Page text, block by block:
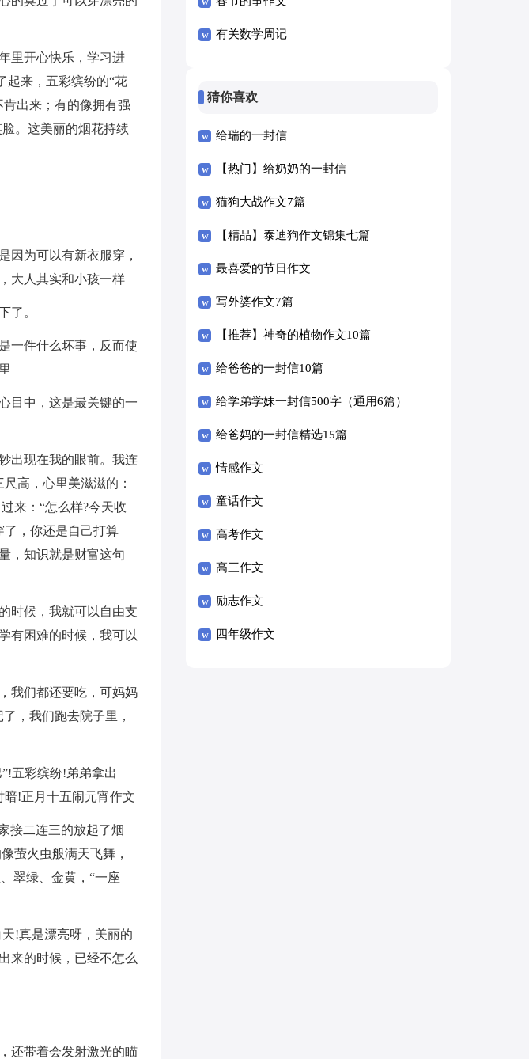
里开心快乐，学习进
起来，五彩缤纷的“花
出来；有的像拥有强
。这美丽的烟花持续
为可以有新衣服穿，
大人其实和小孩一样
了。
一件什么坏事，反而使
目中，这是最关键的一
出现在我的眼前。我连
高，心里美滋滋的：
来：“怎么样?今天收
了，你还是自己打算
，知识就是财富这句
时候，我就可以自由支
有困难的时候，我可以
我们都还要吃，可妈妈
，我们跑去院子里，
五彩缤纷!弟弟拿出
暗!正月十五闹元宵作文
接二连三的放起了烟
萤火虫般满天飞舞，
翠绿、金黄，“一座
!真是漂亮呀，美丽的
来的时候，已经不怎么
还带着会发射激光的瞄
有关数学周记
猜你喜欢
给瑞的一封信
【热门】给奶奶的一封信
猫狗大战作文7篇
【精品】泰迪狗作文锦集七篇
最喜爱的节日作文
写外婆作文7篇
【推荐】神奇的植物作文10篇
给爸爸的一封信10篇
给学弟学妹一封信500字（通用6篇）
给爸妈的一封信精选15篇
情感作文
童话作文
高考作文
高三作文
励志作文
四年级作文